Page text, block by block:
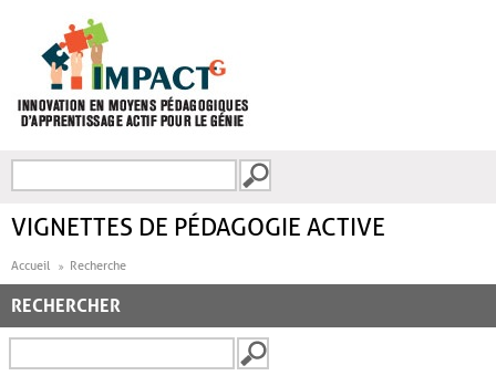
FORMULAIRE DE
VIGNETTES DE PÉDAGOGIE ACTIVE
Accueil Recherche
RECHERCHER